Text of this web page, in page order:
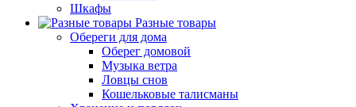
Шкафы
Разные товары
Обереги для дома
Оберег домовой
Музыка ветра
Ловцы снов
Кошельковые талисманы